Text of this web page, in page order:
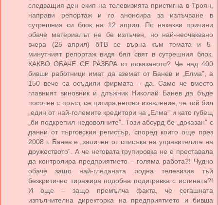
следващия ден екип на телевизията пристигна в Троян,
направи репортаж и го анонсира за излъчване в
сутрешния си блок на 12 април. По някакви причини
обаче материалът не бе излъчен, но най-неочаквано
вчера (25 април) бТВ се върна към темата и 5-
минутният репортаж видя бял свят в сутрешния блок.
КАКВО ОБАЧЕ СЕ РАЗБРА от показаното? Че над 400
бивши работници имат да вземат от Банев и „Елма”, а
150 вече са осъдили фирмата – да. Само че вместо
главният виновник и длъжник Николай Банев да бъде
посочен с пръст, се цитира негово изявление, че той бил
„един от най-големите кредитори на „Елма” и като губещ
„би подкрепил недоволните”. Този абсурд бе „доказан” с
данни от търговския регистър, според които още през
2008 г. Банев е „заличен от списъка на управителите на
дружеството”. А че неговата групировка не е преставала
да контролира предприятието – голяма работа?! Чудно
обаче защо най-гледаната родна телевизия тъй
безкритично тиражира подобна подигравка с истината?!
И още – защо премълча факта, че сегашната
изпълнителна директорка на предприятието и бивша